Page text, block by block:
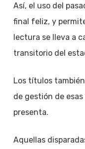
Así, el uso del
final feliz, y
lectura se lleva a
transitorio del
Los títulos
de gestión de
presenta.
Aquellas